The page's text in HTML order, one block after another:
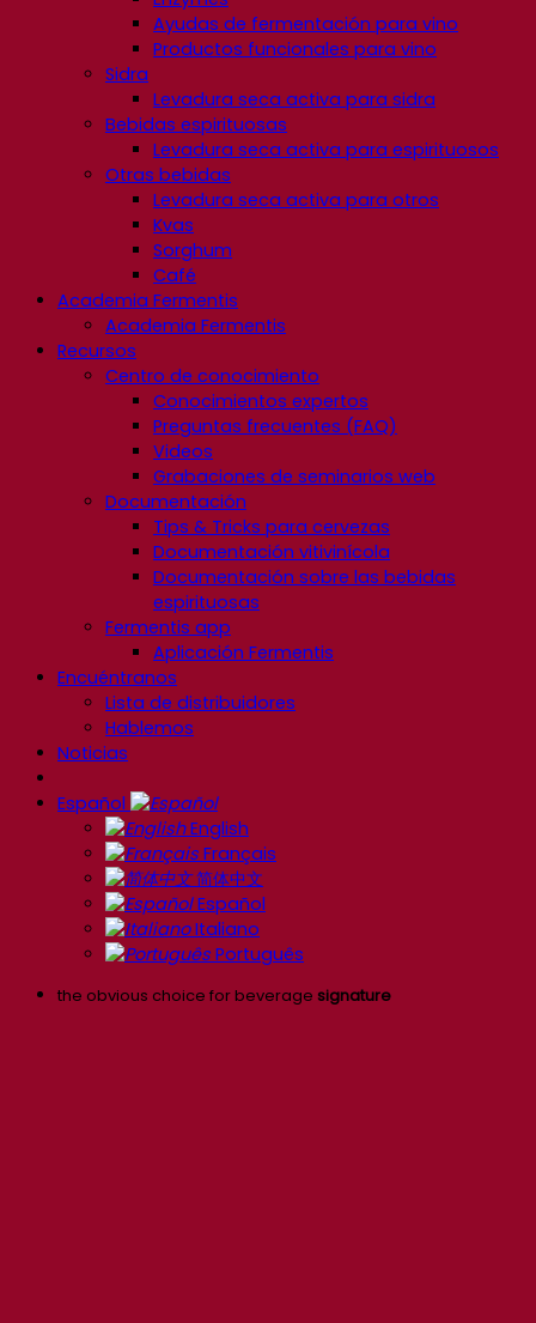
Ayudas de fermentación para vino
Productos funcionales para vino
Sidra
Levadura seca activa para sidra
Bebidas espirituosas
Levadura seca activa para espirituosos
Otras bebidas
Levadura seca activa para otros
Kvas
Sorghum
Café
Academia Fermentis
Academia Fermentis
Recursos
Centro de conocimiento
Conocimientos expertos
Preguntas frecuentes (FAQ)
Videos
Grabaciones de seminarios web
Documentación
Tips & Tricks para cervezas
Documentación vitivinícola
Documentación sobre las bebidas
espirituosas
Fermentis app
Aplicación Fermentis
Encuéntranos
Lista de distribuidores
Hablemos
Noticias
Español
English
Français
简体中文
Español
Italiano
Português
the obvious choice for beverage signature